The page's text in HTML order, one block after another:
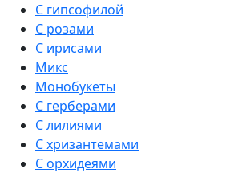
С гипсофилой
С розами
С ирисами
Микс
Монобукеты
С герберами
С лилиями
С хризантемами
С орхидеями